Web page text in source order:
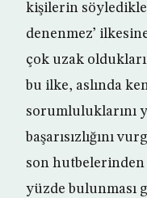
kişilerin
denenmez’
çok uzak
bu ilke, aslında
sorumluluklarını
başarısızlığını
son hutbelerinden
yüzde bulunması